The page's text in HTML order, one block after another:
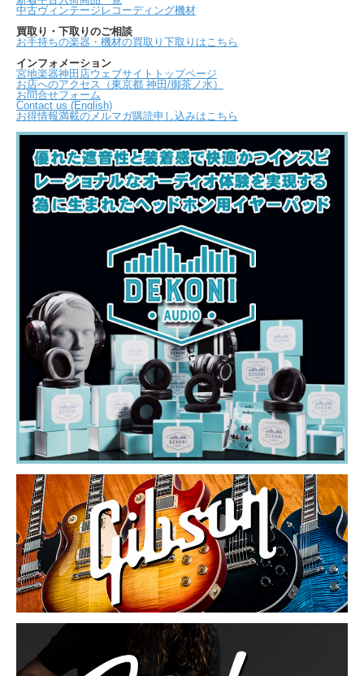
中古ヴィンテージレコーディング機材
買取り・下取りのご相談
お手持ちの楽器・機材の買取り下取りはこちら
インフォメーション
宮地楽器神田店ウェブサイトトップページ
お店へのアクセス（東京都 神田/御茶ノ水）
お問合せフォーム
Contact us (English)
お得情報満載のメルマガ購読申し込みはこちら